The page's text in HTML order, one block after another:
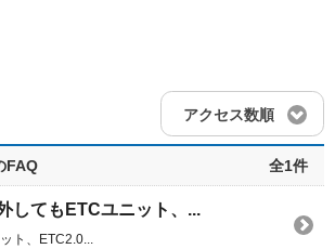
アクセス数順
FAQ 全1件
してもETCユニット、...
ト、ETC2.0...